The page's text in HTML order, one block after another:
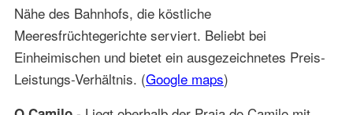
Nähe des Bahnhofs, die köstliche
Meeresfrüchtegerichte serviert. Beliebt bei
Einheimischen und bietet ein ausgezeichnetes Preis-
Leistungs-Verhältnis. (Google maps)